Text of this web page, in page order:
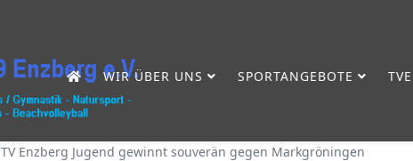
WIR ÜBER UNS SPORTANGEBOTE
TV Enzberg Jugend gewinnt souverän gegen Markgröningen